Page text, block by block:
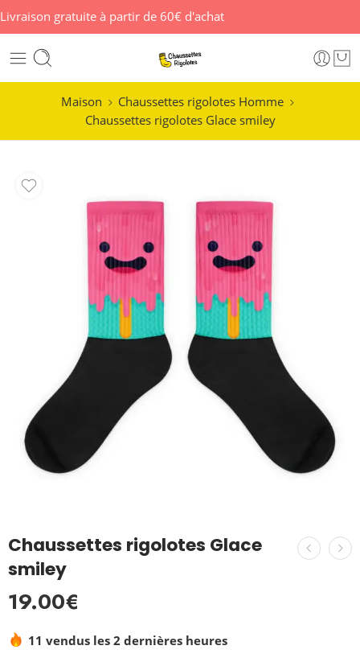
Livraison gratuite à partir de 60€ d'achat
Maison
Chaussettes rigolotes Homme
Chaussettes rigolotes Glace smiley
Chaussettes rigolotes Glace
smiley
19.00€
11 vendus les 2 dernières heures